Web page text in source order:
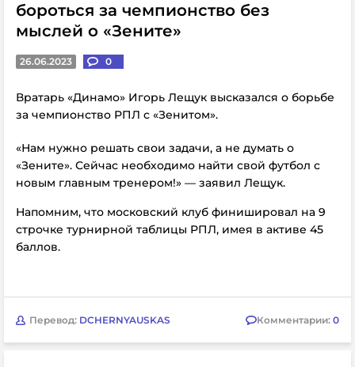
бороться за чемпионство без
мыслей о «Зените»
26.06.2023 0
Вратарь «Динамо» Игорь Лещук высказался о борьбе
за чемпионство РПЛ с «Зенитом».
«Нам нужно решать свои задачи, а не думать о
«Зените». Сейчас необходимо найти свой футбол с
новым главным тренером!» — заявил Лещук.
Напомним, что московский клуб финишировал на 9
строчке турнирной таблицы РПЛ, имея в активе 45
баллов.
Перевод: DCHERNYAUSKAS Комментарии: 0